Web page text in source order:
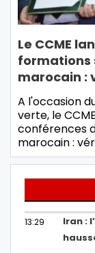
Le CCME
formations
marocain :
A l'occasion
verte, le
conférences
marocain :
13:29
Iran :